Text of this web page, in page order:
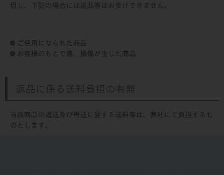
但し、下記の場合には返品等はお受けできません。
ご使用になられた商品
お客様のもとで傷、損傷が生じた商品
返品に係る送料負担の有無
当該商品の返送及び再送に要する送料等は、弊社にて負担するも
のとします。